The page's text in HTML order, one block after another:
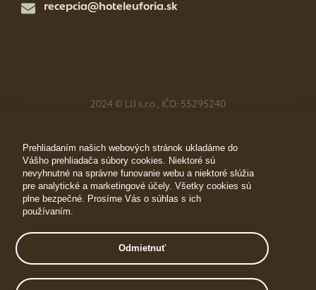
recepcia@hoteleuforia.sk
2024 © LJJ s.r.o., IČO: 55295240
HORECA GROUP
Prehliadaním našich webových stránok ukladáme do
Vášho prehliadača súbory cookies. Niektoré sú
nevyhnutné na správne funovanie webu a niektoré slúžia
pre analytické a marketingové účely. Všetky cookies sú
plne bezpečné. Prosíme Vás o súhlas s ich
používaním.
Odmietnuť